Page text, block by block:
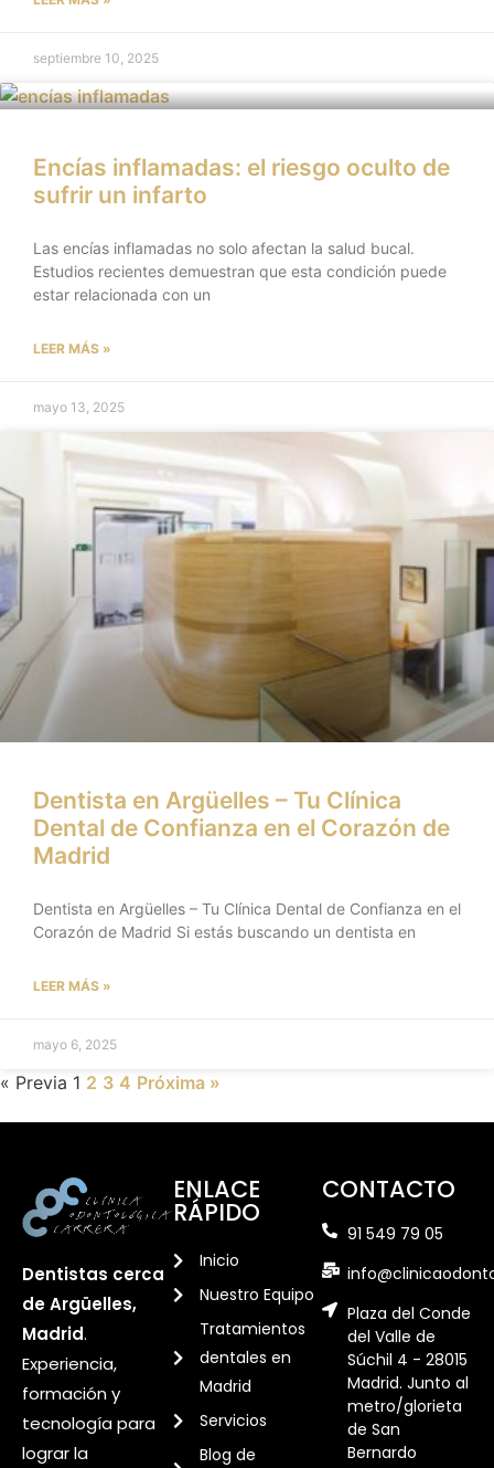
septiembre 10, 2025
Encías inflamadas: el riesgo oculto de
sufrir un infarto
Las encías inflamadas no solo afectan la salud bucal.
Estudios recientes demuestran que esta condición puede
estar relacionada con un
LEER MÁS »
mayo 13, 2025
Dentista en Argüelles – Tu Clínica
Dental de Confianza en el Corazón de
Madrid
Dentista en Argüelles – Tu Clínica Dental de Confianza en el
Corazón de Madrid Si estás buscando un dentista en
LEER MÁS »
mayo 6, 2025
« Previa 1 2 3 4 Próxima »
Dentistas cerca
de Argüelles,
Madrid.
Experiencia,
formación y
tecnología para
lograr la
ENLACE
RÁPIDO
Inicio
Nuestro Equipo
Tratamientos
dentales en
Madrid
Servicios
Blog de
CONTACTO
91 549 79 05
Plaza del Conde
del Valle de
Súchil 4 - 28015
Madrid. Junto al
metro/glorieta
de San
Bernardo